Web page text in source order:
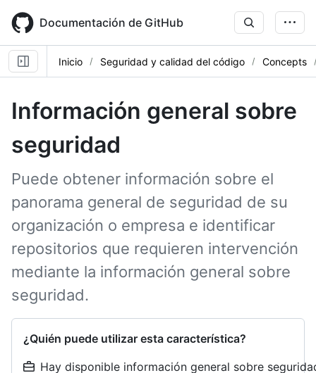
main
content
Documentación de GitHub
Inicio Seguridad y calidad del código Concepts
Información general sobre
seguridad
Puede obtener información sobre el
panorama general de seguridad de su
organización o empresa e identificar
repositorios que requieren intervención
mediante la información general sobre
seguridad.
¿Quién puede utilizar esta característica?
Hay disponible información general sobre